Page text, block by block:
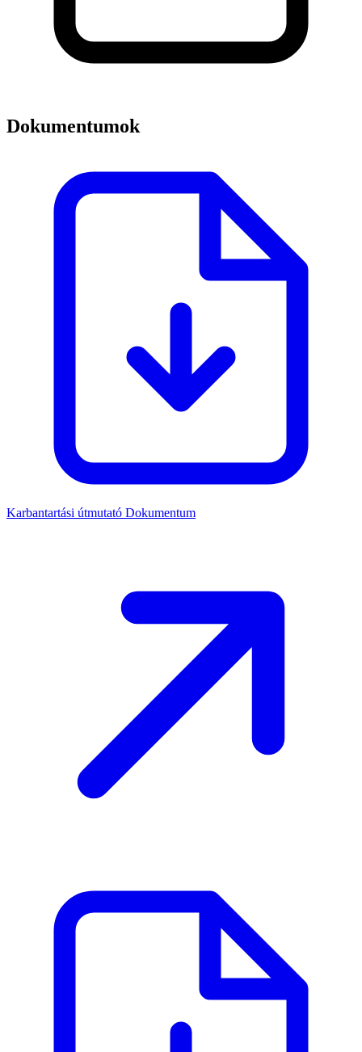
Dokumentumok
Karbantartási útmutató Dokumentum